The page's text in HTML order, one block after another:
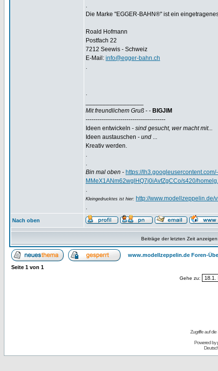
.
Die Marke "EGGER-BAHN®" ist ein
Roald Hofmann
Postfach 22
7212 Seewis - Schweiz
E-Mail: info@egger-bahn.ch
.
.
Mit freundlichem Gruß - - BIGJIM
-----------------------------------------
Ideen entwickeln - sind gesucht, wer macht mit...
Ideen austauschen - und ...
Kreativ werden.
.
.
Bin mal oben - https://
MMeX1ANm62wglHQ7j0iAvfZgCCo/s420/
.
Kleingedrucktes ist hier: http://
.
Nach oben
Beiträge der letzten Zeit
www.modellzeppelin.de Foren-
Seite 1 von 1
Gehe zu:
Zugriffe auf
Powered by